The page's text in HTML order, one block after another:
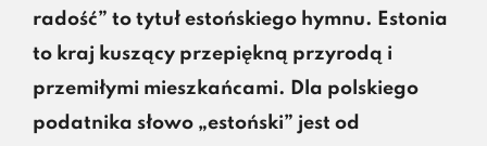
radość” to tytuł estońskiego hymnu. Estonia
to kraj kuszący przepiękną przyrodą i
przemiłymi mieszkańcami. Dla polskiego
podatnika słowo „estoński” jest od